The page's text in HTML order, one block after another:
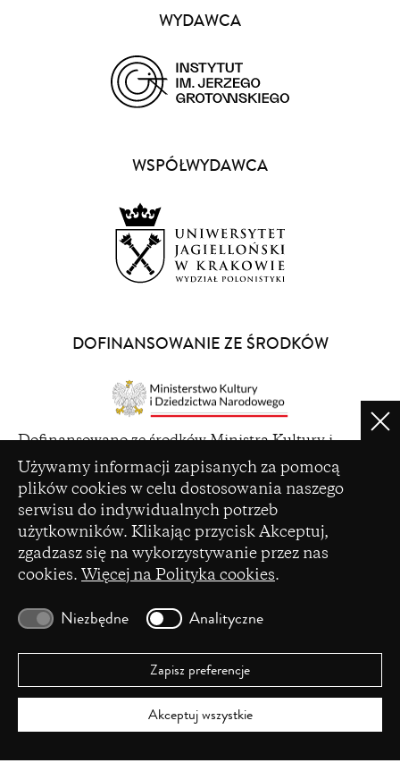
Ustawienia plików cookie
Używamy informacji zapisanych za pomocą
plików cookies w celu dostosowania naszego
serwisu do indywidualnych potrzeb
użytkowników. Klikając przycisk Akceptuj,
zgadzasz się na wykorzystywanie przez nas
cookies. Więcej na Polityka cookies.
Niezbędne Analityczne
Zapisz preferencje
Akceptuj wszystkie
WYDAWCA
WSPÓŁWYDAWCA
DOFINANSOWANIE ZE ŚRODKÓW
a
new
window)
Dofinansowano ze środków Ministra Kultury i
Dziedzictwa Narodowego pochodzących z Funduszu
Promocji Kultury – państwowego funduszu celowego
(opens
a
Ministerstwa Nauki i Szkolnictwa Wyższego na
podstawie umowy Nr 86/WCN/2019/1 z dnia 19
lipca 2019 r. z pomocy przyznanej w ramach
programu „Wsparcie dla czasopism naukowych”.